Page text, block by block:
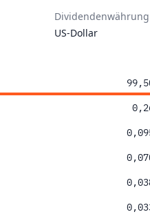
Dividendenwährung
US-Dollar